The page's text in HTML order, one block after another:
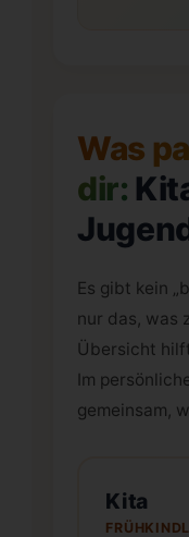
Was
dir:
Es gibt kein
nur das, was
Übersicht
Im
gemeinsam,
Kita